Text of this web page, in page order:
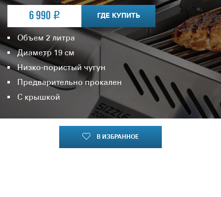
6 990 ГДЕ КУПИТЬ
Объем 2 литра
Диаметр 19 см
Низко-пористый чугун
Предварительно прокален
С крышкой
В ИЗБРАННОЕ